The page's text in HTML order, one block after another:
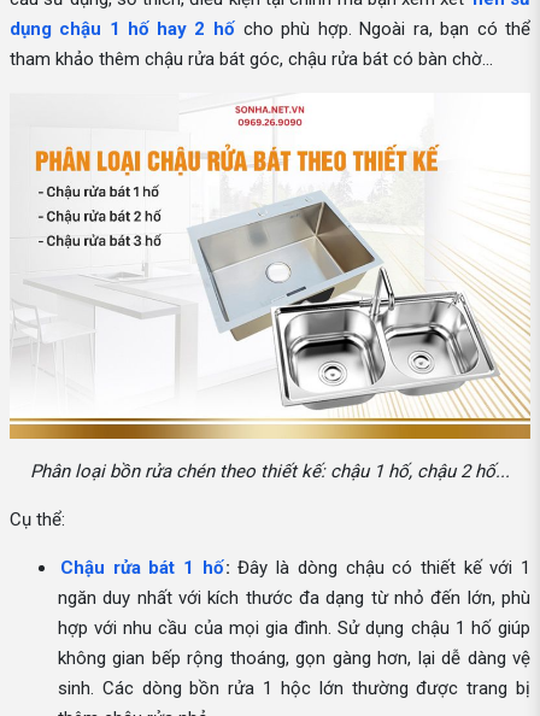
dụng chậu 1 hố hay 2 hố cho phù hợp. Ngoài ra, bạn có thể
tham khảo thêm chậu rửa bát góc, chậu rửa bát có bàn chờ...
Phân loại bồn rửa chén theo thiết kế: chậu 1 hố, chậu 2 hố...
Cụ thể:
Chậu rửa bát 1 hố: Đây là dòng chậu có thiết kế với 1
ngăn duy nhất với kích thước đa dạng từ nhỏ đến lớn, phù
hợp với nhu cầu của mọi gia đình. Sử dụng chậu 1 hố giúp
không gian bếp rộng thoáng, gọn gàng hơn, lại dễ dàng vệ
sinh. Các dòng bồn rửa 1 hộc lớn thường được trang bị